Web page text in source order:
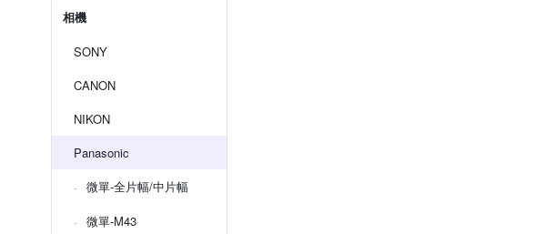
相機
SONY
CANON
NIKON
Panasonic
微單-全片幅/中片幅
微單-M43